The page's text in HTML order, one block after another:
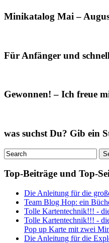
Minikatalog Mai –
Für Anfänger und
Gewonnen! – Ich freue
was suchst Du? Gib ein
Top-Beiträge und Top-
Die Anleitung für die
Team Blog Hop: ein
Tolle Kartentechnik!!! -
Tolle Kartentechnik!!! -
Pop up Karte mit zwei
Die Anleitung für die